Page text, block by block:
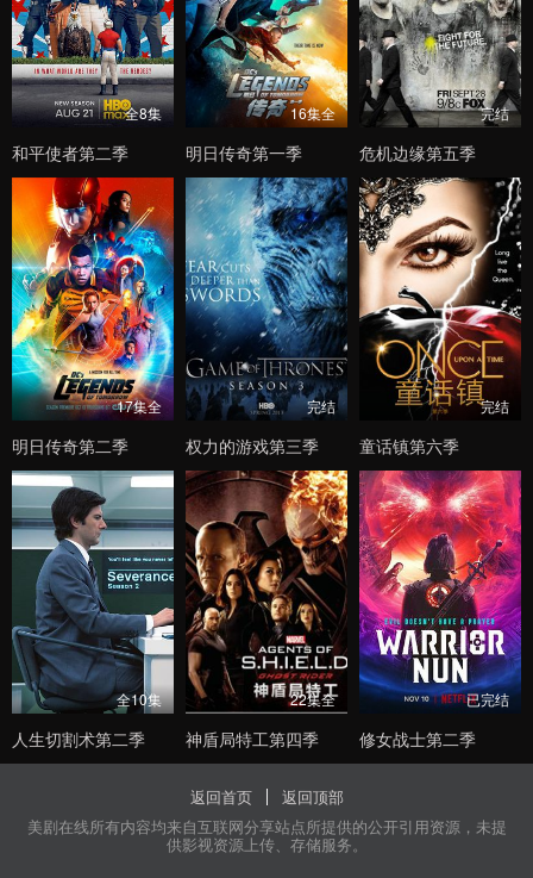
全8集
和平使者第二季
16集全
明日传奇第一季
完结
危机边缘第五季
17集全
明日传奇第二季
完结
权力的游戏第三季
完结
童话镇第六季
全10集
人生切割术第二季
22集全
神盾局特工第四季
已完结
修女战士第二季
返回首页
返回顶部
美剧在线所有内容均来自互联网分享站点所提供的公开引用资源，未提
供影视资源上传、存储服务。